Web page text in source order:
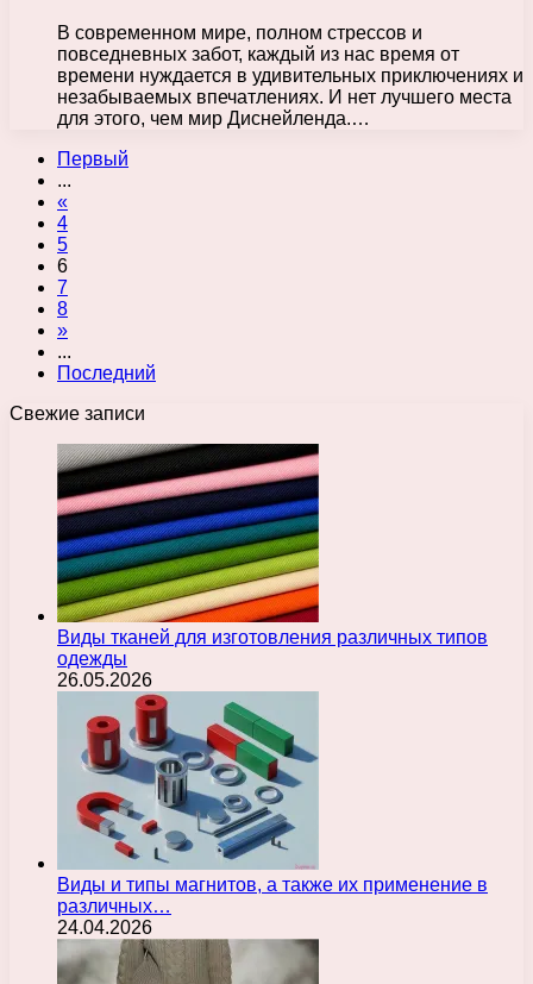
В современном мире, полном стрессов и
повседневных забот, каждый из нас время от
времени нуждается в удивительных приключениях и
незабываемых впечатлениях. И нет лучшего места
для этого, чем мир Диснейленда.…
Первый
...
«
4
5
6
7
8
»
...
Последний
Свежие записи
Виды тканей для изготовления различных типов
одежды
26.05.2026
Виды и типы магнитов, а также их применение в
различных…
24.04.2026